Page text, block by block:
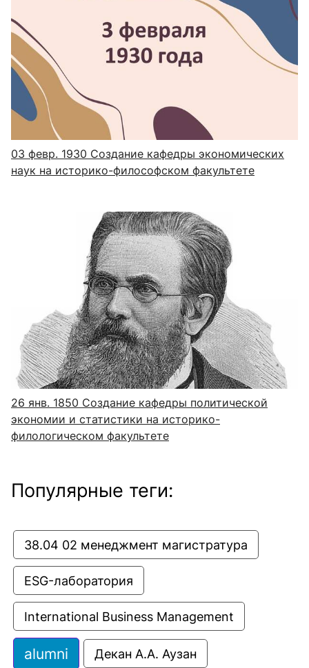
03 февр. 1930 Создание кафедры экономических
наук на историко-философском факультете
26 янв. 1850 Создание кафедры политической
экономии и статистики на историко-
филологическом факультете
Популярные теги:
38.04 02 менеджмент магистратура
ESG-лаборатория
International Business Management
alumni Декан А.А. Аузан